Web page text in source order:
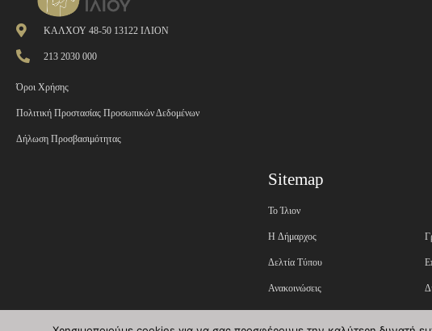
ΚΑΛΧΟΥ 48-50 13122 ΙΛΙΟΝ
213 2030 000
Όροι Χρήσης
Πολιτική Προστασίας Προσωπικών Δεδομένων
Δήλωση Προσβασιμότητας
Sitemap
Το Ίλιον
H Δήμαρχος
Δελτία Τύπου
Ανακοινώσεις